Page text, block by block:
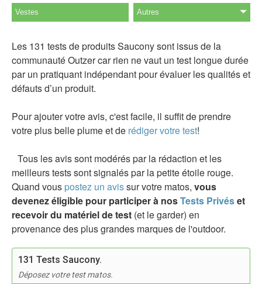
Vestes Autres
Les 131 tests de produits Saucony sont issus de la
communauté Outzer car rien ne vaut un test longue durée
par un pratiquant indépendant pour évaluer les qualités et
défauts d’un produit.
Pour ajouter votre avis, c'est facile, il suffit de prendre
votre plus belle plume et de rédiger votre test!
Tous les avis sont modérés par la rédaction et les
meilleurs tests sont signalés par la petite étoile rouge.
Quand vous postez un avissur votre matos, vous
devenez éligible pour participer à nosTests Privéset
recevoir du matériel de test (et le garder) en
provenance des plus grandes marques de l'outdoor.
131 Tests Saucony.
Déposez votre test matos.